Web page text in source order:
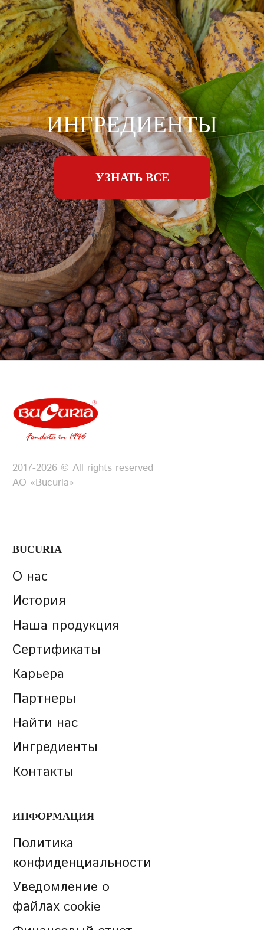
ИНГРЕДИЕНТЫ
УЗНАТЬ ВСЕ
2017-2026 © All rights reserved
АО «Bucuria»
BUCURIA
О нас
История
Наша продукция
Сертификаты
Карьера
Партнеры
Найти нас
Ингредиенты
Контакты
ИНФОРМАЦИЯ
Политика
конфиденциальности
Уведомление о
файлах cookie